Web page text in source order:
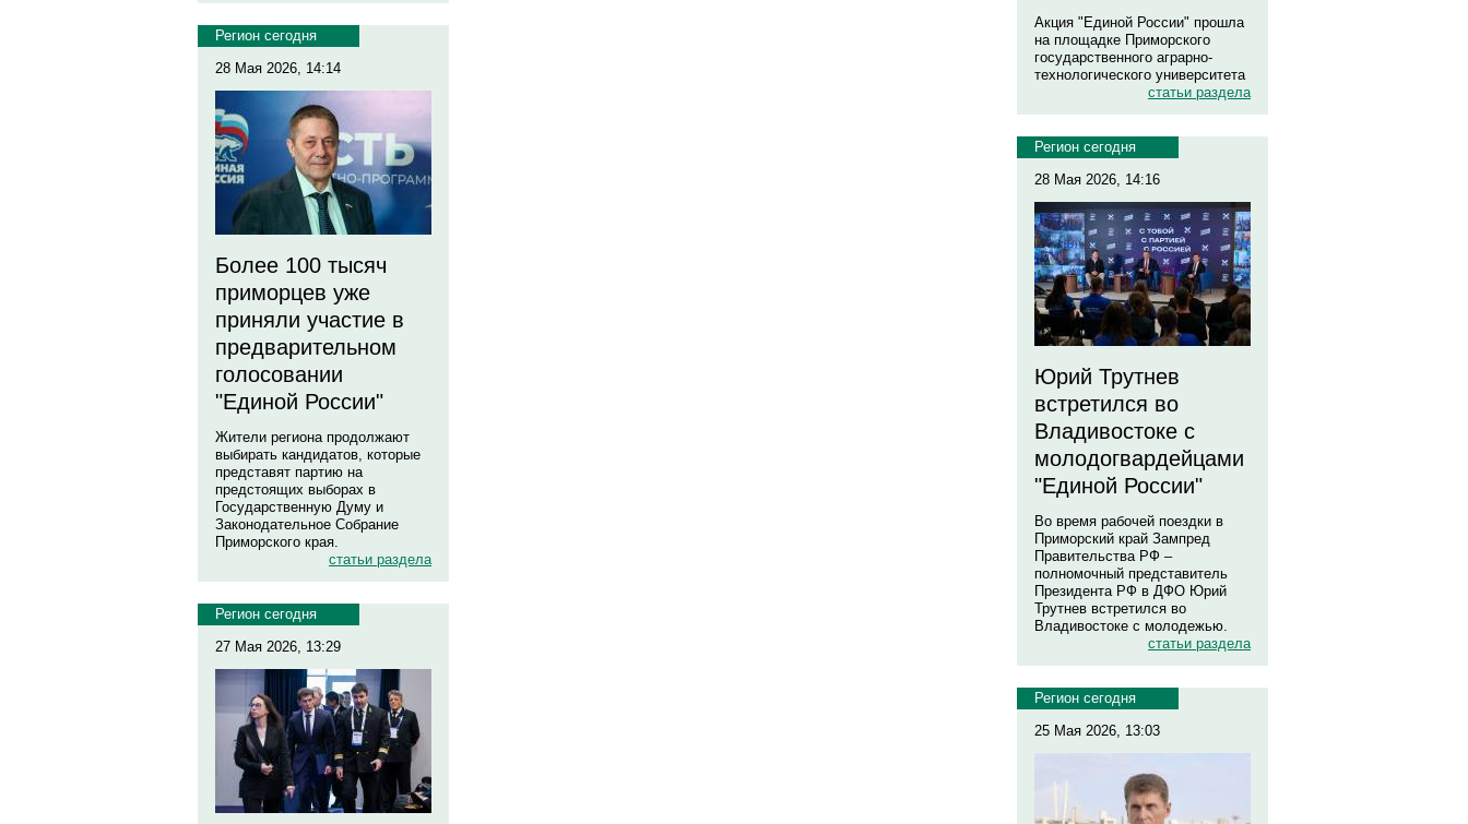
Регион сегодня
28 Мая 2026, 14:14
Более 100 тысяч
приморцев уже
приняли участие в
предварительном
голосовании
"Единой России"
Жители региона продолжают
выбирать кандидатов, которые
представят партию на
предстоящих выборах в
Государственную Думу и
Законодательное Собрание
Приморского края.
статьи раздела
Регион сегодня
27 Мая 2026, 13:29
Акция "Единой России" прошла
на площадке Приморского
государственного аграрно-
технологического университета
статьи раздела
Регион сегодня
28 Мая 2026, 14:16
Юрий Трутнев
встретился во
Владивостоке с
молодогвардейцами
"Единой России"
Во время рабочей поездки в
Приморский край Зампред
Правительства РФ –
полномочный представитель
Президента РФ в ДФО Юрий
Трутнев встретился во
Владивостоке с молодежью.
статьи раздела
Регион сегодня
25 Мая 2026, 13:03